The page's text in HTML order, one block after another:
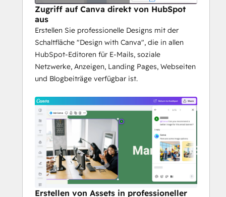
Zugriff auf Canva direkt von HubSpot
aus
Erstellen Sie professionelle Designs mit der
Schaltfläche "Design with Canva", die in allen
HubSpot-Editoren für E-Mails, soziale
Netzwerke, Anzeigen, Landing Pages, Webseiten
und Blogbeiträge verfügbar ist.
Erstellen von Assets in professioneller